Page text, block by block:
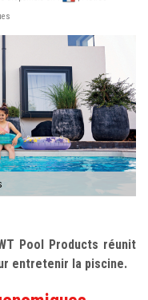
Pool Products réunit
entretenir la piscine.